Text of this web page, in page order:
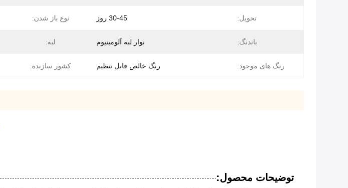
تحویل: 30-45 روز نوع باز شدن:
باندنگ: نوار لبه آلومینیوم لبه:
رنگ های موجود: رنگ خالص قابل تنظیم کشور سازنده:
توضیحات محصول: